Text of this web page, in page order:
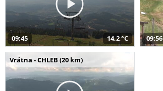
09:45 14,2 °C 09:56
Vrátna - CHLEB (20 km)